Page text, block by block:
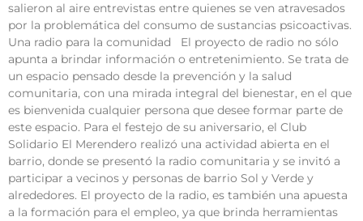
salieron al aire entrevistas entre quienes se ven atravesados
por la problemática del consumo de sustancias psicoactivas.
Una radio para la comunidad El proyecto de radio no sólo
apunta a brindar información o entretenimiento. Se trata de
un espacio pensado desde la prevención y la salud
comunitaria, con una mirada integral del bienestar, en el que
es bienvenida cualquier persona que desee formar parte de
este espacio. Para el festejo de su aniversario, el Club
Solidario El Merendero realizó una actividad abierta en el
barrio, donde se presentó la radio comunitaria y se invitó a
participar a vecinos y personas de barrio Sol y Verde y
alrededores. El proyecto de la radio, es también una apuesta
a la formación para el empleo, ya que brinda herramientas